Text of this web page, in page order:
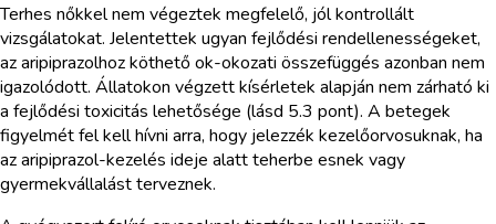
Terhes nőkkel nem végeztek megfelelő, jól kontrollált
vizsgálatokat. Jelentettek ugyan fejlődési rendellenességeket,
az aripiprazolhoz köthető ok-okozati összefüggés azonban nem
igazolódott. Állatokon végzett kísérletek alapján nem zárható ki
a fejlődési toxicitás lehetősége (lásd 5.3 pont). A betegek
figyelmét fel kell hívni arra, hogy jelezzék kezelőorvosuknak, ha
az aripiprazol-kezelés ideje alatt teherbe esnek vagy
gyermekvállalást terveznek.